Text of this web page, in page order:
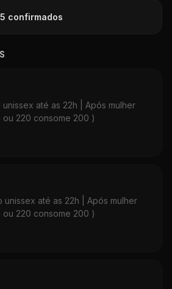
confirmados
unissex até as 22h | Após mulher
220 consome 200 )
unissex até as 22h | Após mulher
220 consome 200 )